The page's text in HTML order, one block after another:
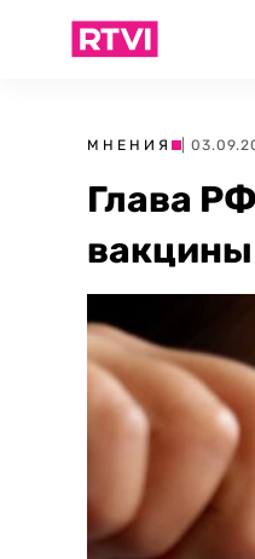
МНЕНИЯ |
Глава
вакцины